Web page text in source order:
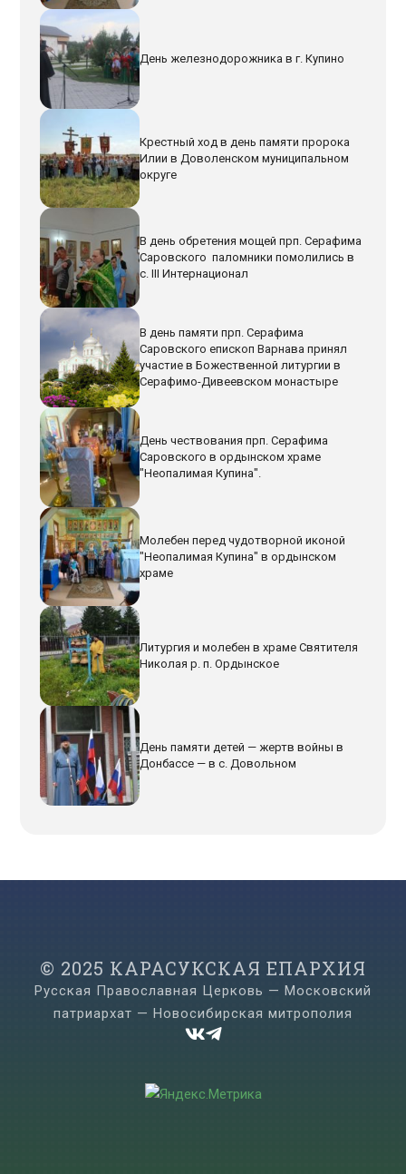
День железнодорожника в г. Купино
Крестный ход в день памяти пророка
Илии в Доволенском муниципальном
округе
В день обретения мощей прп. Серафима
Саровского паломники помолились в
с. III Интернационал
В день памяти прп. Серафима
Саровского епископ Варнава принял
участие в Божественной литургии в
Серафимо-Дивеевском монастыре
День чествования прп. Серафима
Саровского в ордынском храме
"Неопалимая Купина".
Молебен перед чудотворной иконой
"Неопалимая Купина" в ордынском
храме
Литургия и молебен в храме Святителя
Николая р. п. Ордынское
День памяти детей — жертв войны в
Донбассе — в с. Довольном
© 2025 КАРАСУКСКАЯ ЕПАРХИЯ
Русская Православная Церковь — Московский
патриархат — Новосибирская митрополия
